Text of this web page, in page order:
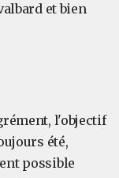
et bien
l'objectif
été,
possible